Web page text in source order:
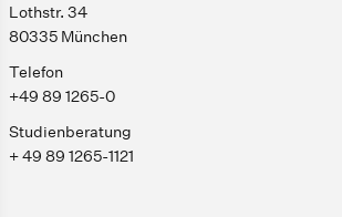
Lothstr. 34
80335 München
Telefon
+49 89 1265-0
Studienberatung
+ 49 89 1265-1121